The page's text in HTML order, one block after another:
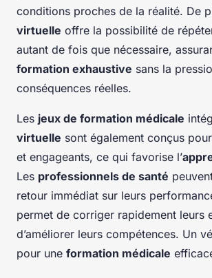
conditions proches de la réalité. De
virtuelle offre la possibilité de
autant de fois que nécessaire,
formation exhaustive sans la
conséquences réelles.
Les jeux de formation médicale
virtuelle sont également conçus
et engageants, ce qui favorise l’
Les professionnels de santé
retour immédiat sur leurs
permet de corriger rapidement leurs
d’améliorer leurs compétences. Un
pour une formation médicale